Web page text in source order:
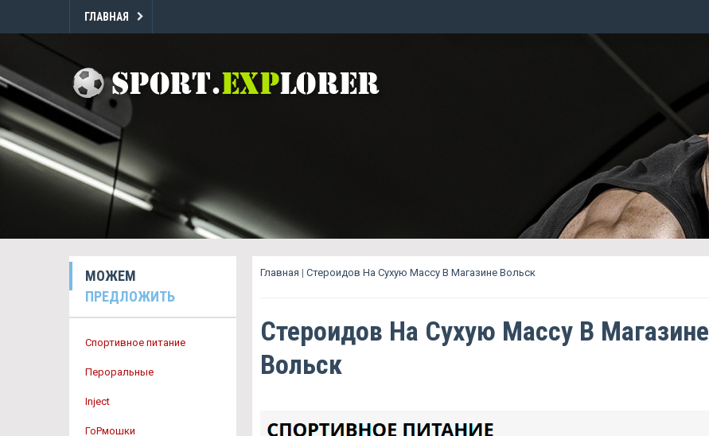
ГЛАВНАЯ
МОЖЕМ
ПРЕДЛОЖИТЬ
Спортивное питание
Пероральные
Inject
ГоРмошки
Главная | Стероидов На Сухую Массу В Магазине Вольск
Стероидов На Сухую Массу В Магазине
Вольск